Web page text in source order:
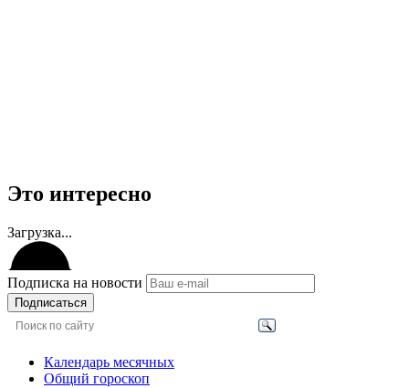
Это интересно
Загрузка...
Подписка на новости
Подписаться
Календарь месячных
Общий гороскоп